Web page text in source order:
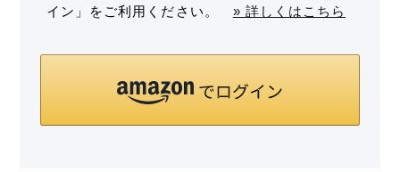
イン」をご利用ください。 » 詳しくはこちら